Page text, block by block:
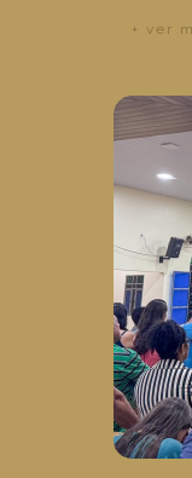
+ ver